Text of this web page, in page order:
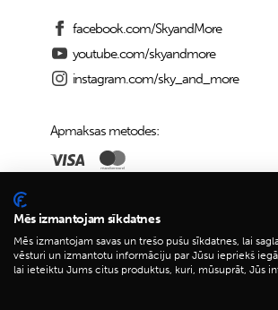
facebook.com/SkyandMore
youtube.com/skyandmore
instagram.com/sky_and_more
Apmaksas metodes:
Piegādes iespējas:
Mēs izmantojam sīkdatnes
Mēs izmantojam savas un trešo pušu sīkdatnes, lai
vēsturi un izmantotu informāciju par Jūsu iepriekš
lai ieteiktu Jums citus produktus, kuri, mūsuprāt, Jūs